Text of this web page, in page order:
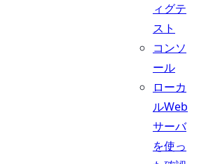
ィグテ
スト
コンソ
ール
ローカ
ルWeb
サーバ
を使っ